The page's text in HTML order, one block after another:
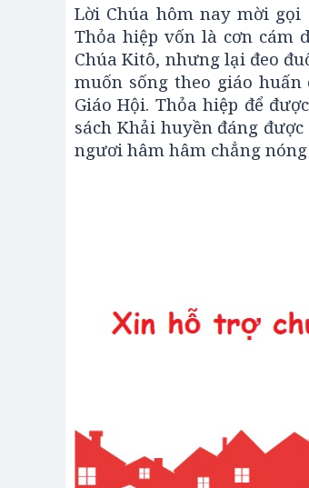
Lời Chúa hôm nay mời
Thỏa hiệp vốn là cơn cám
Chúa Kitô, nhưng lại đeo
muốn sống theo giáo
Giáo Hội. Thỏa hiệp để
sách Khải huyền đáng
ngươi hâm hâm chẳng